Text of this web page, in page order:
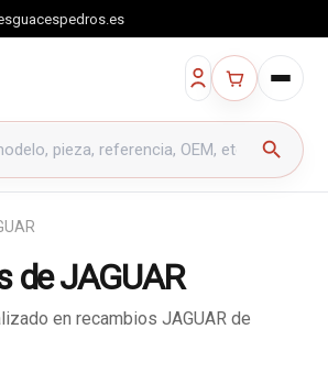
search
de JAGUAR
en recambios JAGUAR de